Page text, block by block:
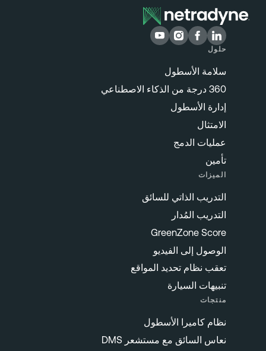
سلامة الأسطول
إدارة الأسطول
الامتثال
عمليات الدمج
تأمين
الميزات
التدريب الذاتي للسائق
التدريب المُدار
GreenZone Score
الوصول إلى الفيديو
تعقب نظام تحديد المواقع
تنبيهات السيارة
منتجات
نظام كاميرا الأسطول
نعاس السائق مع مستشعر DMS